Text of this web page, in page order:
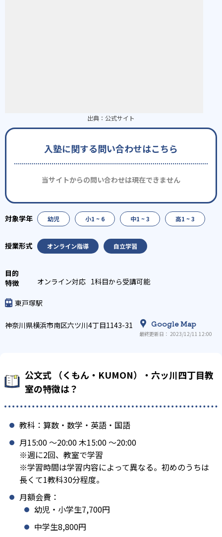
出典： 公式サイト
入塾に関する問い合わせはこちら
当サイトからの問い合わせは現在できません
幼児 小1 ~ 6 中1 ~ 3 高1 ~ 3
オンライン指導 自立学習
オンライン対応 1科目から受講可能
東戸塚駅
神奈川県横浜市南区六ツ川4丁目1143-31 Google Map
最終更新日： 2023/12/11 12:00
公文式 （くもん・KUMON）・六ッ川四丁目教
室の特徴は？
教科：算数・数学・英語・国語
月15:00 〜20:00 木15:00 〜20:00
※週に2回、教室で学習
※学習時間は学習内容によって異なる。初めのうちは
長くて1教科30分程度。
月額会費：
幼児・小学生7,700円
中学生8,800円